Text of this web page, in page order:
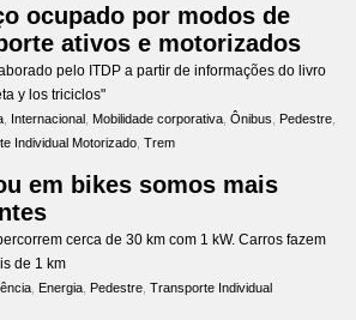
ocupado por modos de
ativos e motorizados
pelo ITDP a partir de informações do livro
y los triciclos"
Internacional Mobilidade corporativa Ônibus Pedestre
Individual Motorizado Trem
em bikes somos mais
cerca de 30 km com 1 kW. Carros fazem
de 1 km
Energia Pedestre Transporte Individual